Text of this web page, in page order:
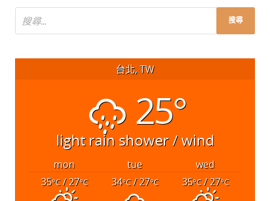
台北, TW
25°
light rain shower / wind
mon tue
wed
35°C/ 27°C 34°C/ 27°C 35°C/ 27°C